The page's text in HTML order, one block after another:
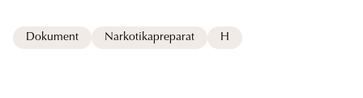
Dokument Narkotikapreparat H